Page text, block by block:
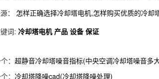
：
怎样正确选择冷却塔电机,怎样购买优质的冷却
词: 冷却塔电机 产品 设备保证
： 超静音冷却塔噪音指标(中央空调冷却塔噪音多
： 冷却塔降噪cad(冷却塔降噪处理)